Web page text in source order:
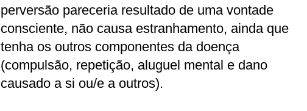
perversão pareceria resultado de uma vontade
consciente, não causa estranhamento, ainda que
tenha os outros componentes da doença
(compulsão, repetição, aluguel mental e dano
causado a si ou/e a outros).